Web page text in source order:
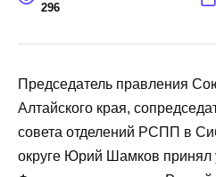
296
Председатель правления
Алтайского края,
совета отделений РСПП в
округе Юрий Шамков принял